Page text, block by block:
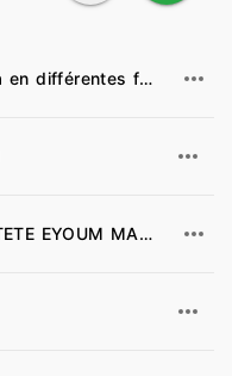
La séparation des Douala en différentes familles
NJA NYE MUNA SAWA. TETE EYOUM MADIBA O MBOA SAWA. BEKASEDI